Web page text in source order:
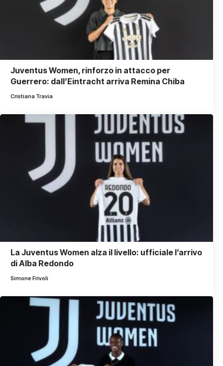
Juventus Women, rinforzo in attacco per
Guerrero: dall’Eintracht arriva Remina Chiba
Cristiana Travia
La Juventus Women alza il livello: ufficiale l’arrivo
di Alba Redondo
Simone Frivoli